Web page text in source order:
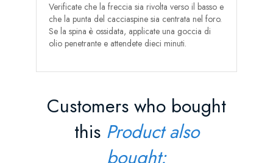
Verificate che la freccia sia rivolta verso il basso e
che la punta del cacciaspine sia centrata nel foro.
Se la spina è ossidata, applicate una goccia di
olio penetrante e attendete dieci minuti.
Customers who bought
this Product also
bought: